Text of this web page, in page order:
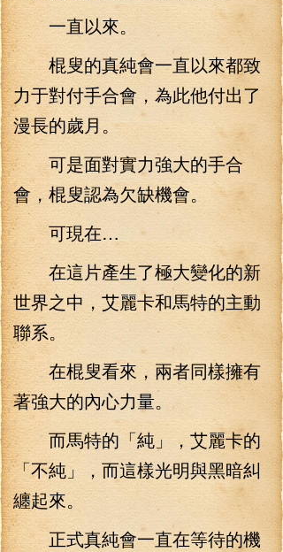
一直以來。
棍叟的真純會一直以來都致
力于對付手合會，為此他付出了
漫長的歲月。
可是面對實力強大的手合
會，棍叟認為欠缺機會。
可現在…
在這片產生了極大變化的新
世界之中，艾麗卡和馬特的主動
聯系。
在棍叟看來，兩者同樣擁有
著強大的內心力量。
而馬特的「純」，艾麗卡的
「不純」，而這樣光明與黑暗糾
纏起來。
正式真純會一直在等待的機